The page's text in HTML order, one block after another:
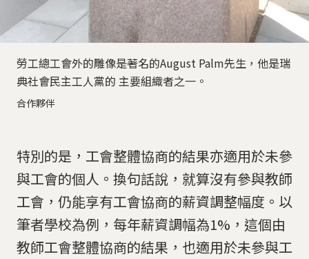
勞工總工會外的雕像是著名的August Palm先生，他是瑞
典社會民主工人黨的 主要組織者之一。
合作夥伴
特別的是，工會整體協商的結果亦適用於未參
與工會的個人。換句話說，就算沒有參與教師
工會，仍能享有工會協商的薪資調整幅度。以
筆者學校為例，每年薪資調幅為1%，這個由
教師工會整體協商的結果，也適用於未參與工